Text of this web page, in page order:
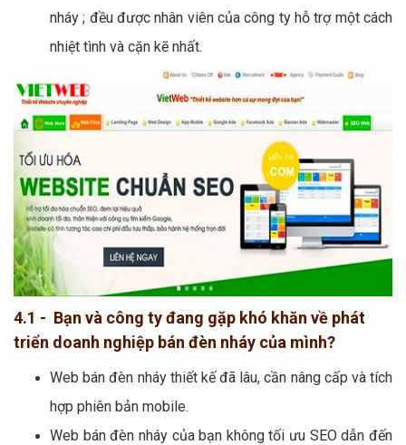
nháy ; đều được nhân viên của công ty hỗ trợ một cách
nhiệt tình và cặn kẽ nhất.
4.1 - Bạn và công ty đang gặp khó khăn về phát
triển doanh nghiệp bán đèn nháy của mình?
Web bán đèn nháy thiết kế đã lâu, cần nâng cấp và tích
hợp phiên bản mobile.
Web bán đèn nháy của bạn không tối ưu SEO dẫn đến